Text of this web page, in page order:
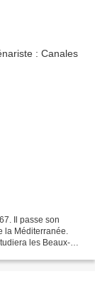
Il passe son
la Méditerranée.
les Beaux-